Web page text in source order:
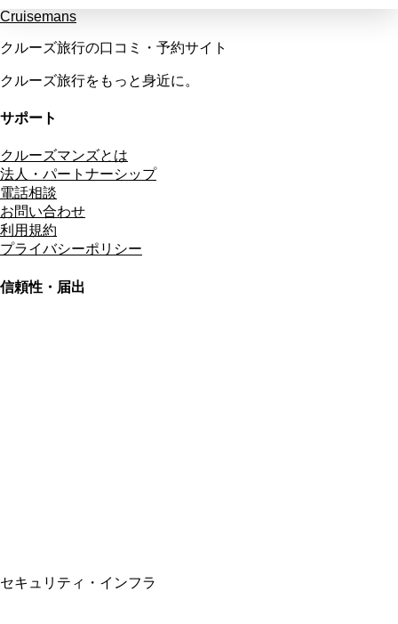
Cruisemans
クルーズ旅行の口コミ・予約サイト
クルーズ旅行をもっと身近に。
サポート
クルーズマンズとは
法人・パートナーシップ
電話相談
お問い合わせ
利用規約
プライバシーポリシー
信頼性・届出
セキュリティ・インフラ